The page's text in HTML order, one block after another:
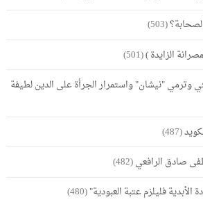
(503)
الزايدة )(501)
"نيشان" واستمرار الجرأة على الدين لطيفة
(487)
صادق الرافعي(482)
الأبدية فليلزم عتبة العبودية"(480)